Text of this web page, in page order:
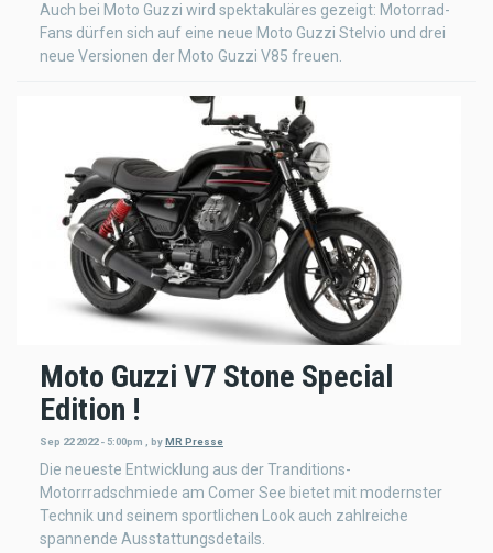
Auch bei Moto Guzzi wird spektakuläres gezeigt: Motorrad-
Fans dürfen sich auf eine neue Moto Guzzi Stelvio und drei
neue Versionen der Moto Guzzi V85 freuen.
Moto Guzzi V7 Stone Special
Edition !
Sep 22 2022 - 5:00pm , byMR Presse
Die neueste Entwicklung aus der Tranditions-
Motorrradschmiede am Comer See bietet mit modernster
Technik und seinem sportlichen Look auch zahlreiche
spannende Ausstattungsdetails.